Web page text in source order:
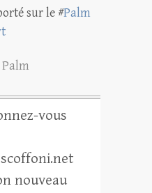
sur le #Palm
Palm
vous
nouveau